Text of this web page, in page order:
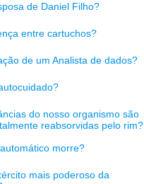
de Daniel Filho?
entre cartuchos?
de um Analista de dados?
do nosso organismo são
reabsorvidas pelo rim?
morre?
mais poderoso da